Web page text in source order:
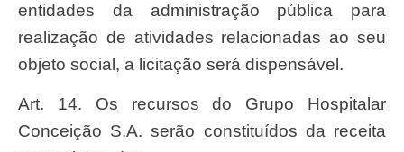
entidades da administração pública para
realização de atividades relacionadas ao seu
objeto social, a licitação será dispensável.
Art. 14. Os recursos do Grupo Hospitalar
Conceição S.A. serão constituídos da receita